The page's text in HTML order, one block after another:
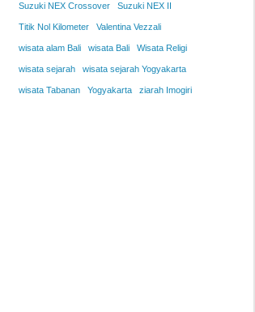
Suzuki NEX Crossover Suzuki NEX II
Titik Nol Kilometer Valentina Vezzali
wisata alam Bali wisata Bali Wisata Religi
wisata sejarah wisata sejarah Yogyakarta
wisata Tabanan Yogyakarta ziarah Imogiri